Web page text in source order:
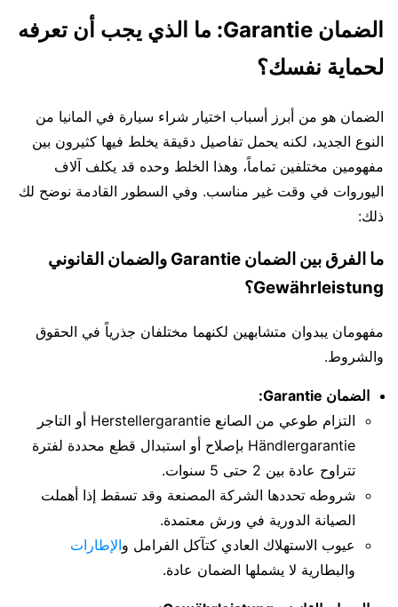
الضمان Garantie: ما الذي يجب أن تعرفه
لحماية نفسك؟
الضمان هو من أبرز أسباب اختيار شراء سيارة في المانيا من
النوع الجديد، لكنه يحمل تفاصيل دقيقة يخلط فيها كثيرون بين
مفهومين مختلفين تماماً، وهذا الخلط وحده قد يكلف آلاف
اليوروات في وقت غير مناسب. وفي السطور القادمة نوضح لك
ذلك:
ما الفرق بين الضمان Garantie والضمان القانوني
Gewährleistung؟
مفهومان يبدوان متشابهين لكنهما مختلفان جذرياً في الحقوق
والشروط.
الضمان Garantie:
التزام طوعي من الصانع Herstellergarantie أو التاجر
Händlergarantie بإصلاح أو استبدال قطع محددة لفترة
تتراوح عادة بين 2 حتى 5 سنوات.
شروطه تحددها الشركة المصنعة وقد تسقط إذا أهملت
الصيانة الدورية في ورش معتمدة.
عيوب الاستهلاك العادي كتآكل الفرامل والإطارات
والبطارية لا يشملها الضمان عادة.